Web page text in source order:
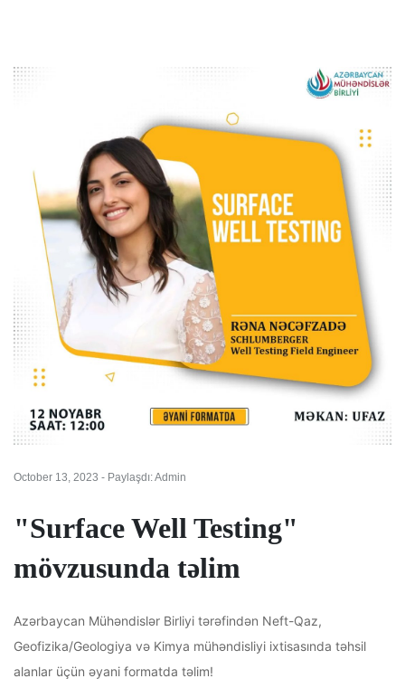
October 13, 2023 - Paylaşdı: Admin
"Surface Well Testing"
mövzusunda təlim
Azərbaycan Mühəndislər Birliyi tərəfindən Neft-Qaz,
Geofizika/Geologiya və Kimya mühəndisliyi ixtisasında təhsil
alanlar üçün əyani formatda təlim!